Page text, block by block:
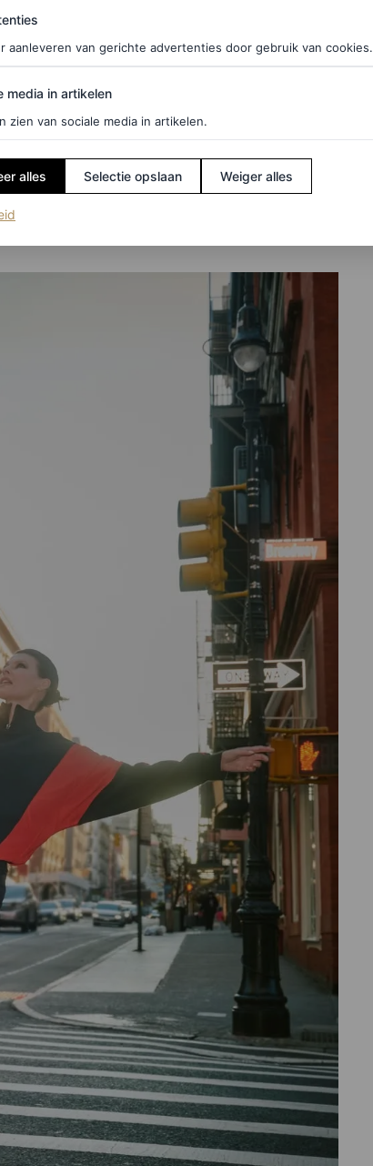
voor één team zou moeten kiezen, maar
mijn thuisland.Go USA
Frankrijk, en mijn kind is half Frans.
zich niet gekwalificeerd!?”
namelijk wat zomervakanties op het
aanleveren van gerichte advertenties door gebruik van cookies.
in artikelen
media in artikelen
zien van sociale media in artikelen.
alles Selectie opslaan Weiger alles